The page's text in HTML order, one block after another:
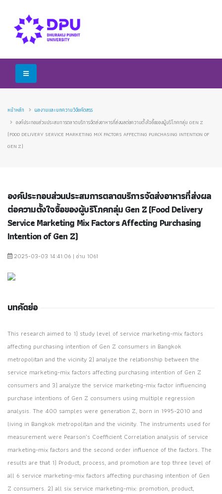
หน้าหลัก
ผลงานและบทความวิจัยคัดสรร
องค์ประกอบส่วนประสมการตลาดบริการจัดส่งอาหารที่ส่งผลต่อความตั้งใจซื้อของผู้บริโภคกลุ่ม GEN Z
(FOOD DELIVERY SERVICE MARKETING MIX FACTORS AFFECTING PURCHASING INTENTION OF
GEN Z)
องค์ประกอบส่วนประสมการตลาดบริการจัดส่งอาหารที่ส่งผล
ต่อความตั้งใจซื้อของผู้บริโภคกลุ่ม Gen Z (Food Delivery
Service Marketing Mix Factors Affecting Purchasing
Intention of Gen Z)
2025-03-03 14:41:06 | อ่าน 1061
บทคัดย่อ
This research aimed to 1) study level of service marketing-mix factors
affecting purchasing intention of Gen Z consumers in Bangkok
metropolitan and the vicinity 2) analyze the relationship between the
service marketing-mix factors affecting purchasing intention of Gen Z
consumers and 3) analyze the service marketing-mix factor influencing
purchase intentions of Gen Z consumers using multiple regression
analysis. The 400 samples were generation Z, born in 1995-2010 and
living in Bangkok metropolitan and the vicinity. The instruments used for
measurement were Pearson’s Coefficient Correlation analysis of service
marketing-mix factors and the second order influence of the factors. The
results are that 1) Product, process, and promotion are top three level of
all 6 service marketing-mix factors affecting purchasing intention of Gen
Z consumers. 2) all six service marketing-mix: promotion, product,